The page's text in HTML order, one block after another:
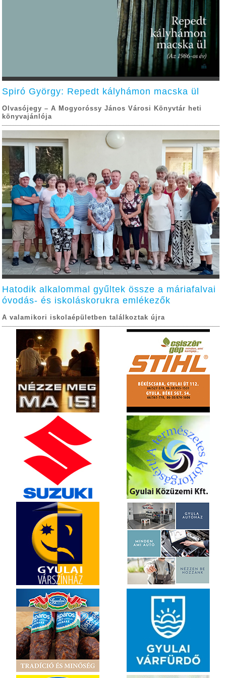
Spiró György: Repedt kályhámon macska ül
Olvasójegy – A Mogyoróssy János Városi Könyvtár heti
könyvajánlója
Hatodik alkalommal gyűltek össze a máriafalvai
óvodás- és iskoláskorukra emlékezők
A valamikori iskolaépületben találkoztak újra